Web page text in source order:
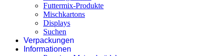
Futtermix-Produkte
Mischkartons
Displays
Suchen
Verpackungen
Informationen